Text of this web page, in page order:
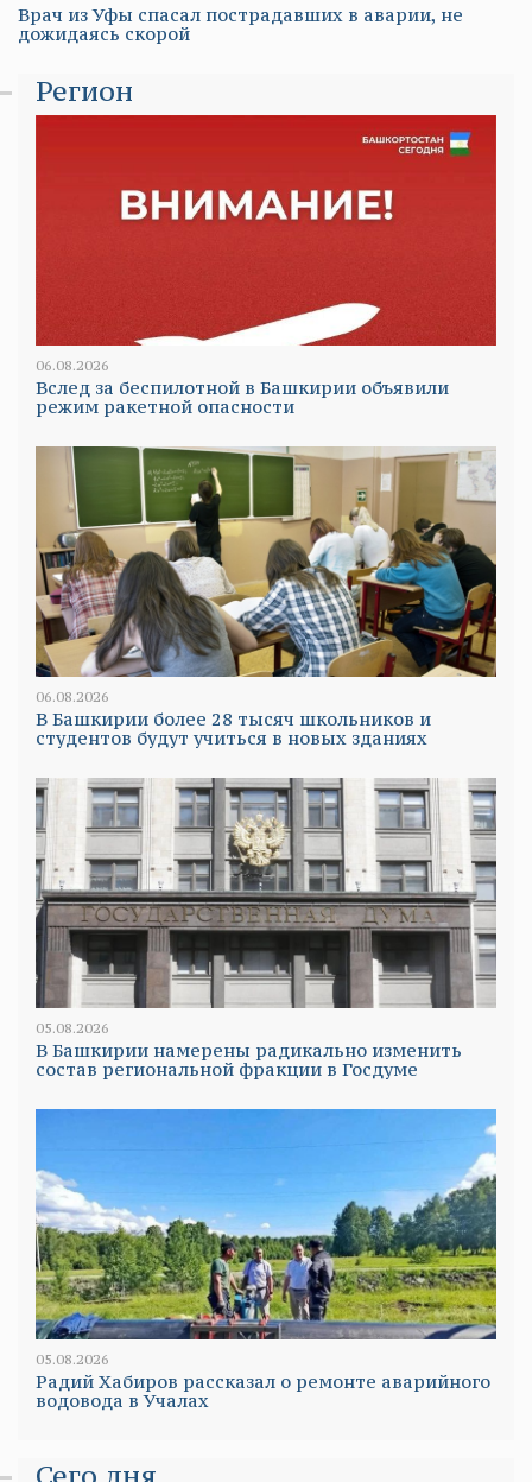
Врач из Уфы спасал пострадавших в аварии, не
дожидаясь скорой
Регион
06.08.2026
Вслед за беспилотной в Башкирии объявили
режим ракетной опасности
06.08.2026
В Башкирии более 28 тысяч школьников и
студентов будут учиться в новых зданиях
05.08.2026
В Башкирии намерены радикально изменить
состав региональной фракции в Госдуме
05.08.2026
Радий Хабиров рассказал о ремонте аварийного
водовода в Учалах